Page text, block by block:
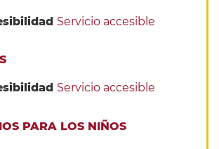
Servicio accesible
Servicio accesible
PARA LOS NIÑOS